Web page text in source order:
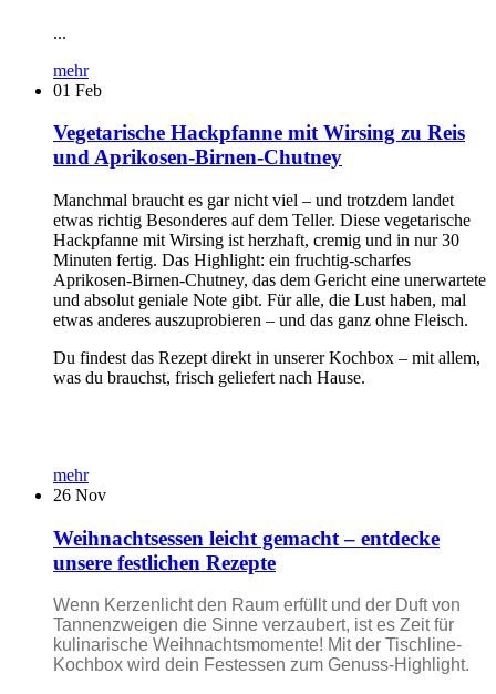
...
mehr
01 Feb
Vegetarische Hackpfanne mit Wirsing zu Reis
und Aprikosen-Birnen-Chutney
Manchmal braucht es gar nicht viel – und trotzdem landet
etwas richtig Besonderes auf dem Teller. Diese vegetarische
Hackpfanne mit Wirsing ist herzhaft, cremig und in nur 30
Minuten fertig. Das Highlight: ein fruchtig-scharfes
Aprikosen-Birnen-Chutney, das dem Gericht eine unerwartete
und absolut geniale Note gibt. Für alle, die Lust haben, mal
etwas anderes auszuprobieren – und das ganz ohne Fleisch.
Du findest das Rezept direkt in unserer Kochbox – mit allem,
was du brauchst, frisch geliefert nach Hause.
mehr
26 Nov
Weihnachtsessen leicht gemacht – entdecke
unsere festlichen Rezepte
Wenn Kerzenlicht den Raum erfüllt und der Duft von
Tannenzweigen die Sinne verzaubert, ist es Zeit für
kulinarische Weihnachtsmomente! Mit der Tischline-
Kochbox wird dein Festessen zum Genuss-Highlight.